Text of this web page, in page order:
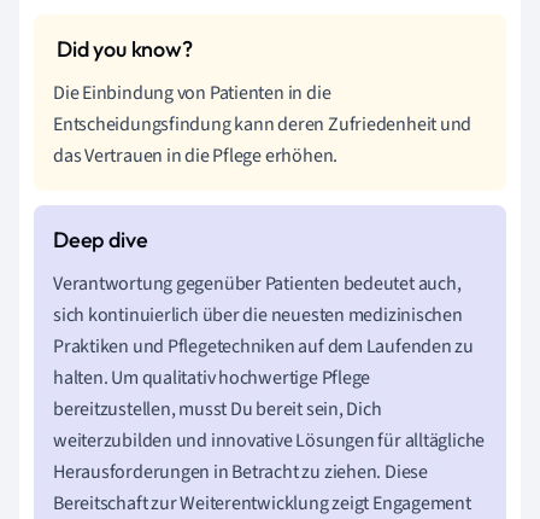
Die Einbindung von Patienten in die
Entscheidungsfindung kann deren Zufriedenheit und
das Vertrauen in die Pflege erhöhen.
Verantwortung gegenüber Patienten bedeutet auch,
sich kontinuierlich über die neuesten medizinischen
Praktiken und Pflegetechniken auf dem Laufenden zu
halten. Um qualitativ hochwertige Pflege
bereitzustellen, musst Du bereit sein, Dich
weiterzubilden und innovative Lösungen für alltägliche
Herausforderungen in Betracht zu ziehen. Diese
Bereitschaft zur Weiterentwicklung zeigt Engagement